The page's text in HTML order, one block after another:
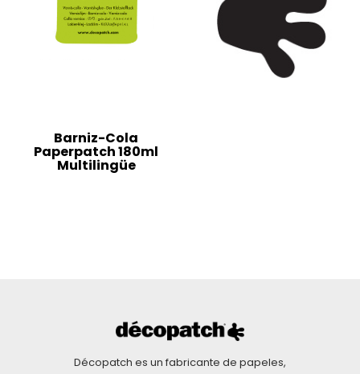
Barniz-Cola
Paperpatch 180ml
Multilingüe
Décopatch es un fabricante de papeles,